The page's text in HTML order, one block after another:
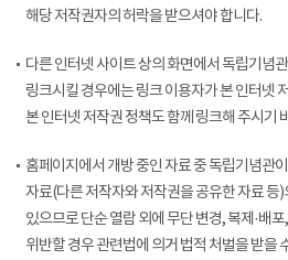
해당 저작권자의 허락을 받으셔야 합니다.
다른 인터넷 사이트 상의 화면에서 독립기념
링크시킬 경우에는 링크 이용자가 본 인터넷
본 인터넷 저작권 정책도 함께 링크해 주시기
홈페이지에서 개방 중인 자료 중 독립기념관
자료(다른 저작자와 저작권을 공유한 자료 등
있으므로 단순 열람 외에 무단 변경, 복제·배
위반할 경우 관련법에 의거 법적 처벌을 받을